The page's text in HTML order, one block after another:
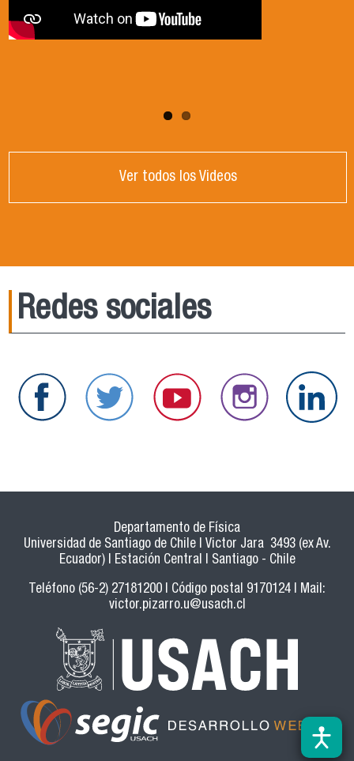
Ver todos los Videos
Redes sociales
Departamento de Física
Universidad de Santiago de Chile | Victor Jara 3493 (ex Av.
Ecuador) | Estación Central | Santiago - Chile
Teléfono (56-2) 27181200 | Código postal 9170124 | Mail:
victor.pizarro.u@usach.cl